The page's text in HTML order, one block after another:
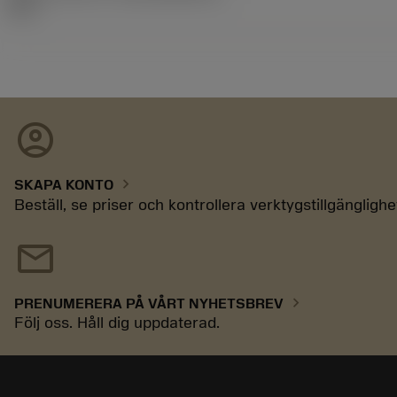
account_circle
SKAPA KONTO chevron_right
Beställ, se priser och kontrollera
mail
PRENUMERERA PÅ VÅRT NYHETSBREV chevron_right
Följ oss. Håll dig uppdaterad.